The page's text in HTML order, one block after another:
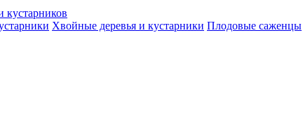
кустарников
Хвойные деревья и кустарники Плодовые саженцы